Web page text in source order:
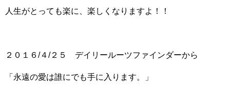
人生がとっても楽に、楽しくなりますよ！！
２０１６/４/２５ デイリールーツファインダーから
「永遠の愛は誰にでも手に入ります。」